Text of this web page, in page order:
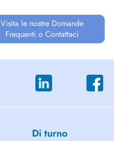
Visita le nostre Domande
Frequenti o Contattaci
Di turno